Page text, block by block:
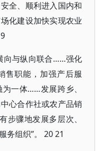
全、顺利进入国内和
化建设加快实现农业
向与纵向联合……强化
售职能，加强产后服
一体……发展跨乡、
心合作社或农产品销
骤地发展多层次、
务组织”。 20 21